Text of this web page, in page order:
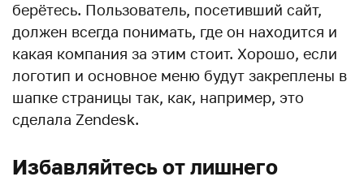
берётесь. Пользователь, посетивший сайт,
должен всегда понимать, где он находится и
какая компания за этим стоит. Хорошо, если
логотип и основное меню будут закреплены в
шапке страницы так, как, например, это
сделала Zendesk.
Избавляйтесь от лишнего